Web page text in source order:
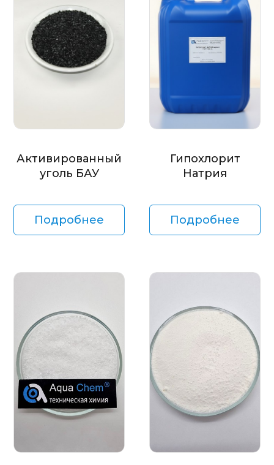
Активированный
уголь БАУ
Подробнее
Гипохлорит
Натрия
Подробнее